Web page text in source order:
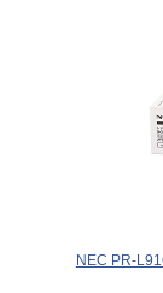
NEC PR-